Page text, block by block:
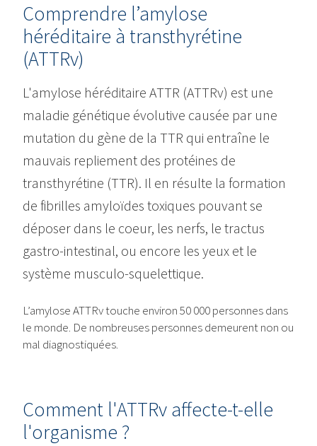
Comprendre l’amylose
héréditaire à transthyrétine
(ATTRv)
L'amylose héréditaire ATTR (ATTRv) est une
maladie génétique évolutive causée par une
mutation du gène de la TTR qui entraîne le
mauvais repliement des protéines de
transthyrétine (TTR). Il en résulte la formation
de fibrilles amyloïdes toxiques pouvant se
déposer dans le coeur, les nerfs, le tractus
gastro-intestinal, ou encore les yeux et le
système musculo-squelettique.
L’amylose ATTRv touche environ 50 000 personnes dans
le monde. De nombreuses personnes demeurent non ou
mal diagnostiquées.
Comment l'ATTRv affecte-t-elle
l'organisme ?